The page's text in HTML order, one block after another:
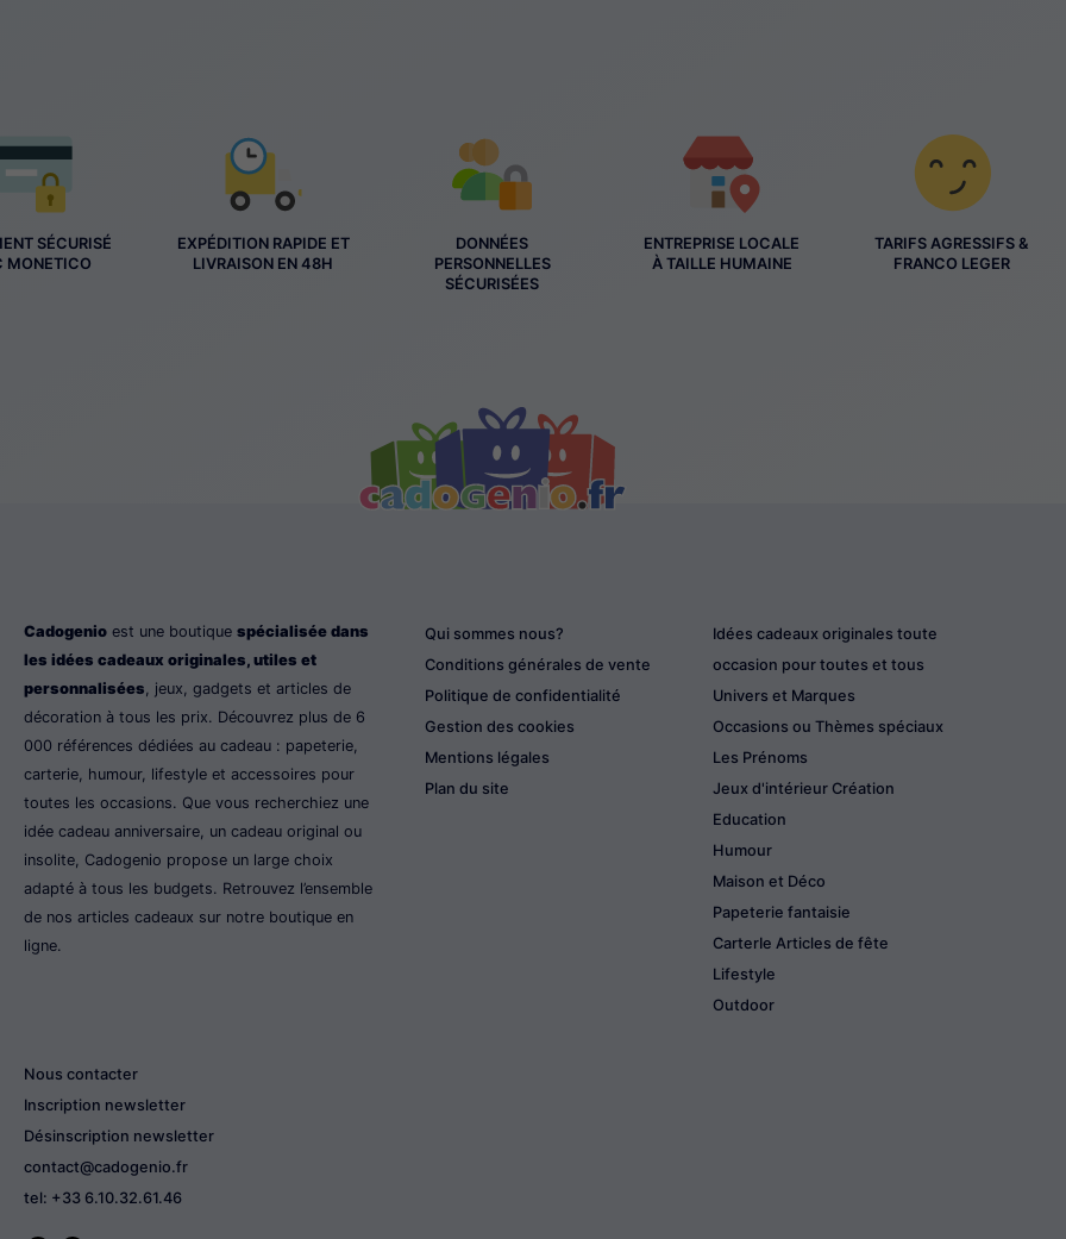
SÉCURISÉ
MONETICO
EXPÉDITION RAPIDE ET
LIVRAISON EN 48H
DONNÉES
PERSONNELLES
SÉCURISÉES
ENTREPRISE LOCALE
À TAILLE HUMAINE
TARIFS AGRESSIFS &
FRANCO LEGER
Cadogenio est une boutiquespécialisée dans
les idées cadeaux originales, utiles et
personnalisées , jeux, gadgets et articles de
décoration à tous les prix. Découvrez plus de 6
000 références dédiées au cadeau : papeterie,
carterie, humour, lifestyle et accessoires pour
toutes les occasions. Que vous recherchiez une
idée cadeau anniversaire, un cadeau original ou
insolite, Cadogenio propose un large choix
adapté à tous les budgets. Retrouvez l’ensemble
de nos articles cadeaux sur notre boutique en
ligne.
Qui sommes nous?
Conditions générales de vente
Politique de confidentialité
Gestion des cookies
Mentions légales
Plan du site
Idées cadeaux originales toute
occasion pour toutes et tous
Univers et Marques
Occasions ou Thèmes spéciaux
Les Prénoms
Jeux d'intérieur Création
Education
Humour
Maison et Déco
Papeterie fantaisie
CarterIe Articles de fête
Lifestyle
Outdoor
Nous contacter
Inscription newsletter
Désinscription newsletter
contact@cadogenio.fr
tel: +33 6.10.32.61.46